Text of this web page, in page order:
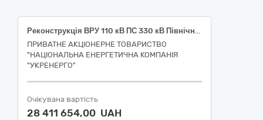
Реконструкція ВРУ 110 кВ ПС 330 кВ Північного ТУОМ із встановленням лінійної комірки 110 кВ для можливості приєднання вітрової електростанції ТОВ «ЛИТ ВІТЕР», Житомирська область, Коростенський р-н 45454000-4 Реконструкція
ПРИВАТНЕ АКЦІОНЕРНЕ ТОВАРИСТВО
"НАЦІОНАЛЬНА ЕНЕРГЕТИЧНА КОМПАНІЯ
"УКРЕНЕРГО"
Очікувана вартість
28 411 654,00 UAH